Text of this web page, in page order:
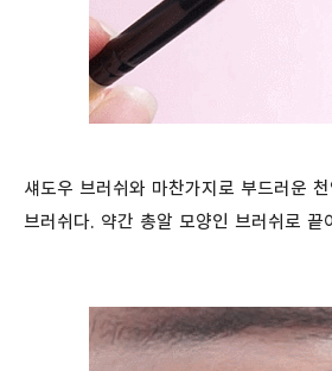
섀도우 브러쉬와 마찬가지로 부드러운
브러쉬다. 약간 총알 모양인 브러쉬로 끝